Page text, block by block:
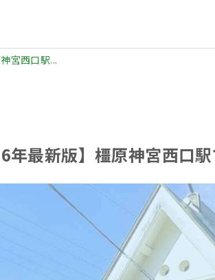
宮西口駅...
年最新版】橿原神宮西口